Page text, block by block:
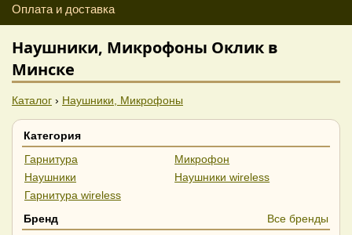
Оплата и доставка
Наушники, Микрофоны Оклик в
Минске
Каталог › Наушники, Микрофоны
Категория
Гарнитура
Микрофон
Наушники
Наушники wireless
Гарнитура wireless
Бренд
Все бренды